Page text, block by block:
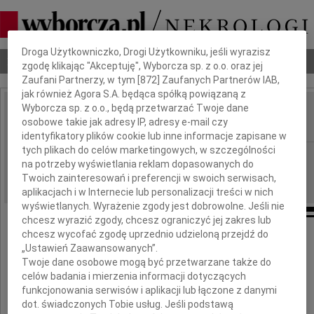
Nekrologi Odeszli Poradnik pogrzebowy
IMIĘ I NAZWISKO: Ewa Arendarska
REGION: Bydgoszcz
DATA EMISJI: 19.01.2016
Z głębokim żalem zawiadamiam,
Dbamy o Twoją prywatność
Droga Użytkowniczko, Drogi Użytkowniku, jeśli wyrazisz
zgodę klikając "Akceptuję", Wyborcza sp. z o.o. oraz jej
Zaufani Partnerzy, w tym [872 ] Zaufanych Partnerów IAB,
jak również Agora S.A. będąca spółką powiązaną z
Wyborcza sp. z o.o., będą przetwarzać Twoje dane
osobowe takie jak adresy IP, adresy e-mail czy
identyfikatory plików cookie lub inne informacje zapisane w
tych plikach do celów marketingowych, w szczególności
na potrzeby wyświetlania reklam dopasowanych do
Twoich zainteresowań i preferencji w swoich serwisach,
aplikacjach i w Internecie lub personalizacji treści w nich
wyświetlanych. Wyrażenie zgody jest dobrowolne. Jeśli nie
chcesz wyrazić zgody, chcesz ograniczyć jej zakres lub
chcesz wycofać zgodę uprzednio udzieloną przejdź do
„Ustawień Zaawansowanych”.
Twoje dane osobowe mogą być przetwarzane także do
celów badania i mierzenia informacji dotyczących
funkcjonowania serwisów i aplikacji lub łączone z danymi
dot. świadczonych Tobie usług. Jeśli podstawą